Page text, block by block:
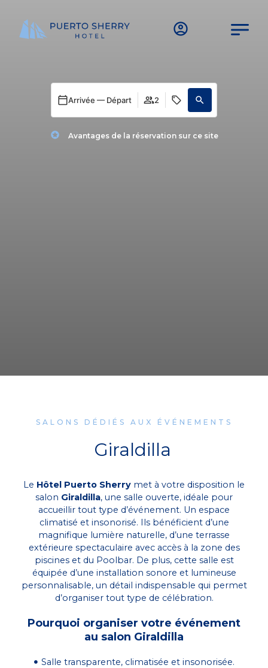
Arrivée — Départ 2
Avantages de la réservation sur ce site
SALONS DÉDIÉS AUX ÉVÉNEMENTS
Giraldilla
Le Hôtel Puerto Sherry met à votre disposition le
salon Giraldilla, une salle ouverte, idéale pour
accueillir tout type d’événement. Un espace
climatisé et insonorisé. Ils bénéficient d’une
magnifique lumière naturelle, d’une terrasse
extérieure spectaculaire avec accès à la zone des
piscines et du Poolbar. De plus, cette salle est
équipée d’une installation sonore et lumineuse
personnalisable, un détail indispensable qui permet
d’organiser tout type de célébration.
Pourquoi organiser votre événement
au salon Giraldilla
Salle transparente, climatisée et insonorisée.